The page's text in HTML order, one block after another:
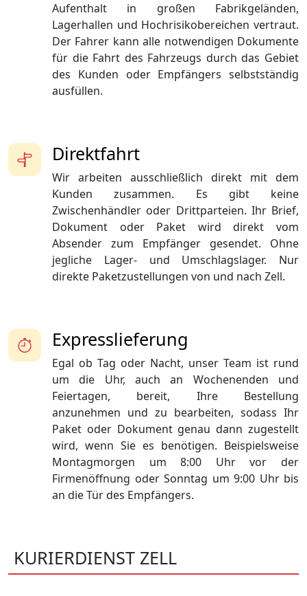
Aufenthalt in großen Fabrikgeländen,
Lagerhallen und Hochrisikobereichen vertraut.
Der Fahrer kann alle notwendigen Dokumente
für die Fahrt des Fahrzeugs durch das Gebiet
des Kunden oder Empfängers selbstständig
ausfüllen.
Direktfahrt
Wir arbeiten ausschließlich direkt mit dem
Kunden zusammen. Es gibt keine
Zwischenhändler oder Drittparteien. Ihr Brief,
Dokument oder Paket wird direkt vom
Absender zum Empfänger gesendet. Ohne
jegliche Lager- und Umschlagslager. Nur
direkte Paketzustellungen von und nach Zell.
Expresslieferung
Egal ob Tag oder Nacht, unser Team ist rund
um die Uhr, auch an Wochenenden und
Feiertagen, bereit, Ihre Bestellung
anzunehmen und zu bearbeiten, sodass Ihr
Paket oder Dokument genau dann zugestellt
wird, wenn Sie es benötigen. Beispielsweise
Montagmorgen um 8:00 Uhr vor der
Firmenöffnung oder Sonntag um 9:00 Uhr bis
an die Tür des Empfängers.
KURIERDIENST ZELL